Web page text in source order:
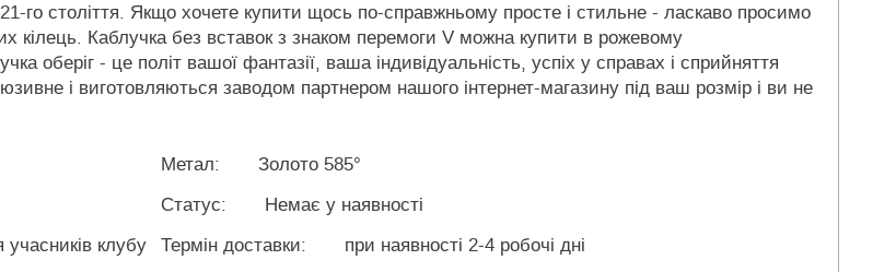
го століття. Якщо хочете купити щось по-справжньому просте і стильне - ласкаво просимо
кілець. Каблучка без вставок з знаком перемоги V можна купити в рожевому
оберіг - це політ вашої фантазії, ваша індивідуальність, успіх у справах і сприйняття
і виготовляються заводом партнером нашого інтернет-магазину під ваш розмір і ви не
Метал:
Золото 585°
Статус:
Немає у наявності
учасників клубу
Термін доставки: при наявності 2-4 робочі дні